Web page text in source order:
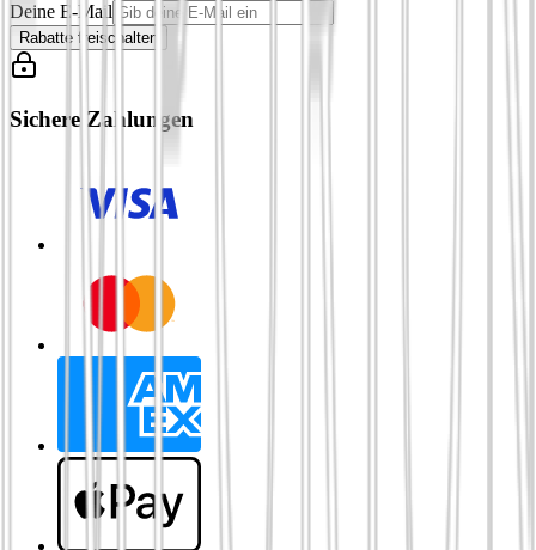
Deine E-Mail
Rabatte freischalten
Sichere Zahlungen